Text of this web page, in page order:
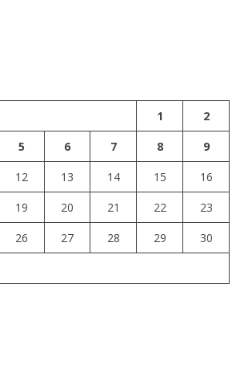
1
2
5 6 7 8
9
12 13 14 15
16
19 20 21 22
23
26 27 28 29
30